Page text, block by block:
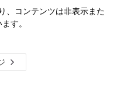
、コンテンツは非表示また
す。